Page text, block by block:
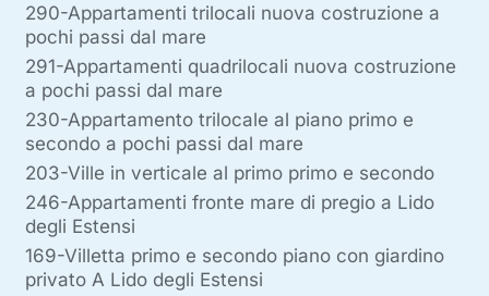
290-Appartamenti trilocali nuova costruzione a
pochi passi dal mare
291-Appartamenti quadrilocali nuova costruzione
a pochi passi dal mare
230-Appartamento trilocale al piano primo e
secondo a pochi passi dal mare
203-Ville in verticale al primo primo e secondo
246-Appartamenti fronte mare di pregio a Lido
degli Estensi
169-Villetta primo e secondo piano con giardino
privato A Lido degli Estensi